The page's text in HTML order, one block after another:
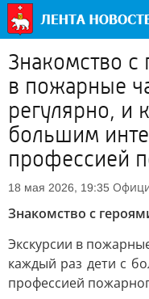
Знакомство с
в пожарные
регулярно, и
большим
профессией
18 мая 2026, 19:35
Знакомство с
Экскурсии в
каждый раз дети с
профессией